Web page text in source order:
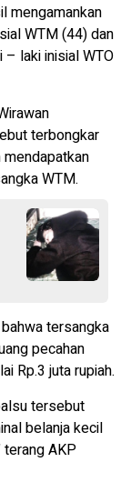
mengamankan
WTM (44) dan
laki inisial WTO
terbongkar
WTM.
tersangka
pecahan
Rp.3 juta rupiah.
tersebut
belanja kecil
terang AKP